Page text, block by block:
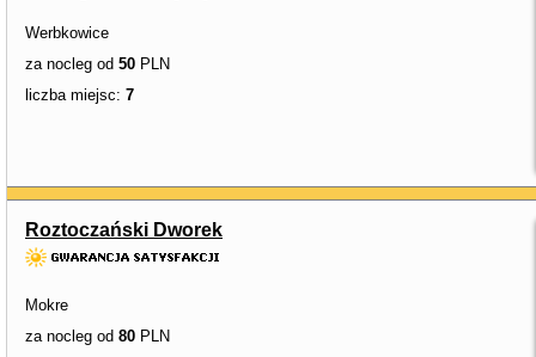
Werbkowice
za nocleg od 50 PLN
liczba miejsc: 7
Roztoczański Dworek
Mokre
za nocleg od 80 PLN